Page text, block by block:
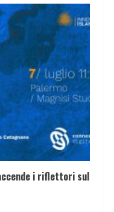
i riflettori sul